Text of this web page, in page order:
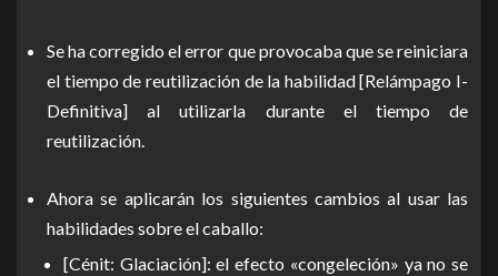
Se ha corregido el error que provocaba que se reiniciara
el tiempo de reutilización de la habilidad [Relámpago I-
Definitiva] al utilizarla durante el tiempo de
reutilización.
Ahora se aplicarán los siguientes cambios al usar las
habilidades sobre el caballo:
[Cénit: Glaciación]: el efecto «congeleción» ya no se